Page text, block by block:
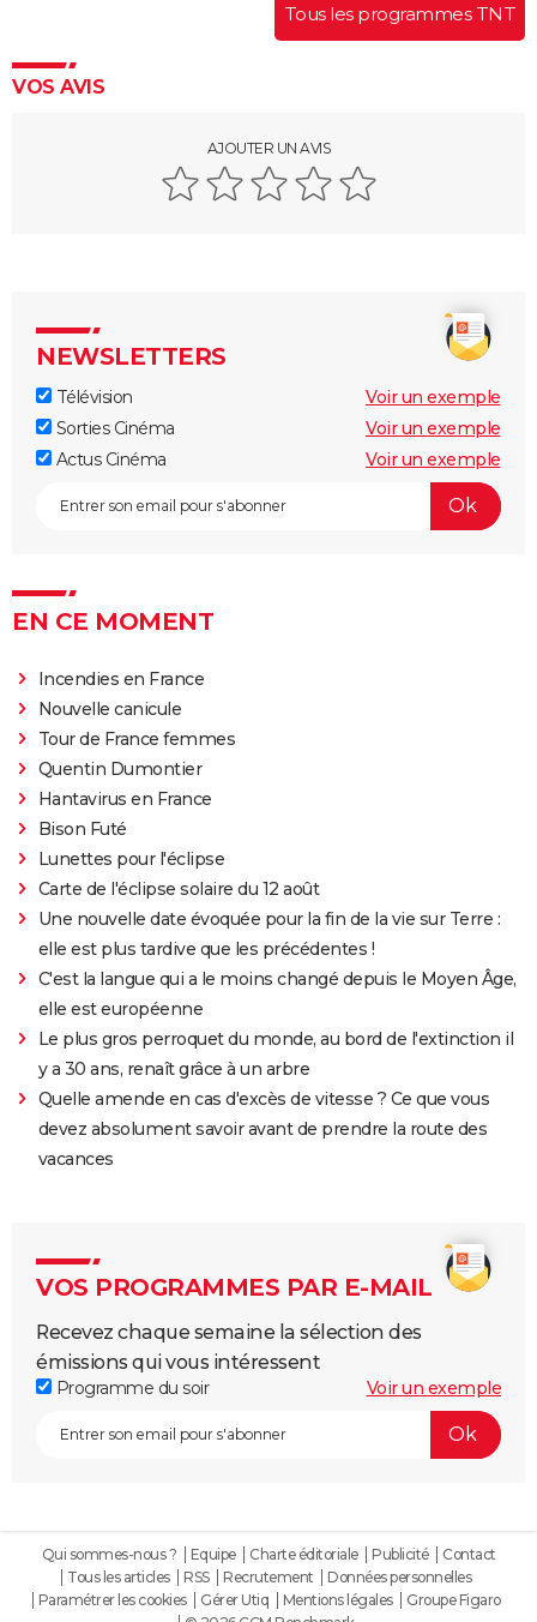
Tous les programmes TNT
VOS AVIS
AJOUTER UN AVIS
NEWSLETTERS
Télévision
Voir un exemple
Sorties Cinéma
Voir un exemple
Actus Cinéma
Voir un exemple
EN CE MOMENT
Incendies en France
Nouvelle canicule
Tour de France femmes
Quentin Dumontier
Hantavirus en France
Bison Futé
Lunettes pour l'éclipse
Carte de l'éclipse solaire du 12 août
Une nouvelle date évoquée pour la fin de la vie sur Terre :
elle est plus tardive que les précédentes !
C'est la langue qui a le moins changé depuis le Moyen Âge,
elle est européenne
Le plus gros perroquet du monde, au bord de l'extinction il
y a 30 ans, renaît grâce à un arbre
Quelle amende en cas d'excès de vitesse ? Ce que vous
devez absolument savoir avant de prendre la route des
vacances
VOS PROGRAMMES PAR E-MAIL
Recevez chaque semaine la sélection des
émissions qui vous intéressent
Programme du soir Voir un exemple
Qui sommes-nous ? Equipe Charte éditoriale Publicité
Contact
Tous les articles
RSS Recrutement
Données personnelles
Paramétrer les cookies
Gérer Utiq Mentions légales
Groupe Figaro